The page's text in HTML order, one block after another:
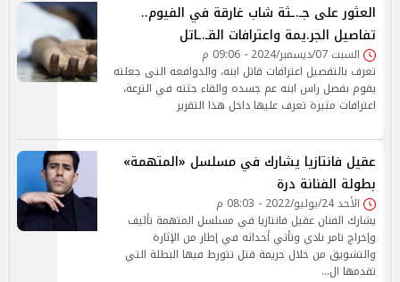
العثور على جـ.ـثة شاب غارقة في الفيوم..
تفاصيل الجر.يمة واعترافات القـ.ـاتل
السبت 07/ديسمبر/2024 - 09:06 م
تعرف بالتفصيل اعترافات قاتل ابنه، والدوافعه التى جعلته
يقوم بفصل راس ابنه عم جسده والقاء جثته في الترعة،
اعترافات مثيرة تعرف عليها داخل هذا التقرير
عقيل فانتازيا يشارك في مسلسل «المتهمة»
بطولة الفنانة درة
الأحد 24/يوليو/2022 - 08:03 م
يشارك الفنان عقيل فانتازيا في مسلسل المتهمة تأليف
وإخراج تامر نادي وتأتي أحداثه في إطار من الإثارة
والتشويق من خلال جريمة قتل تتورط فيها البطلة التي
تقدمها ال…